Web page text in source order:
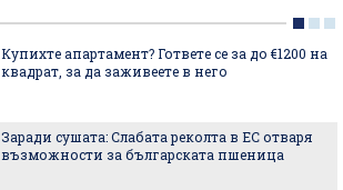
Купихте апартамент? Гответе се за до €1200 на
квадрат, за да заживеете в него
Заради сушата: Слабата реколта в ЕС отваря
възможности за българската пшеница